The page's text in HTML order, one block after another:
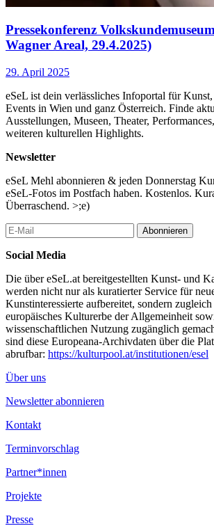
Pressekonferenz
Wagner Areal, 29.4.2025)
29. April 2025
eSeL ist dein verlässliches Infoportal für
Events in Wien und ganz Österreich. Finde
Ausstellungen, Museen, Theater,
weiteren kulturellen Highlights.
Newsletter
eSeL Mehl abonnieren & jeden Donnerstag
eSeL-Fotos im Postfach haben. Kostenlos.
Überraschend. >;e)
Abonnieren
Social Media
Die über eSeL.at bereitgestellten Kunst- und
werden nicht nur als kuratierter Service für
Kunstinteressierte aufbereitet, sondern
europäisches Kulturerbe der Allgemeinheit
wissenschaftlichen Nutzung zugänglich
sind diese Europeana-Archivdaten über die
abrufbar: https://kulturpool.at/institutionen/esel
Über uns
Newsletter abonnieren
Kontakt
Terminvorschlag
Partner*innen
Projekte
Presse